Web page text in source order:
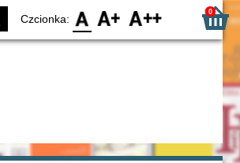
Czcionka: F0 F1 F2 0